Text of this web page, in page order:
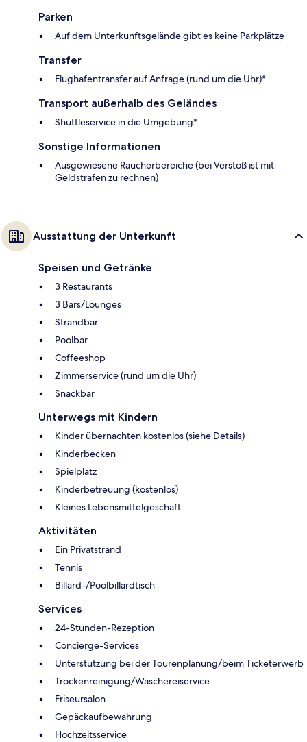
Parken
Auf dem Unterkunftsgelände gibt es keine Parkplätze
Transfer
Flughafentransfer auf Anfrage (rund um die Uhr)*
Transport außerhalb des Geländes
Shuttleservice in die Umgebung*
Sonstige Informationen
Ausgewiesene Raucherbereiche (bei Verstoß ist mit
Geldstrafen zu rechnen)
Ausstattung der Unterkunft
Speisen und Getränke
3 Restaurants
3 Bars/Lounges
Strandbar
Poolbar
Coffeeshop
Zimmerservice (rund um die Uhr)
Snackbar
Unterwegs mit Kindern
Kinder übernachten kostenlos (siehe Details)
Kinderbecken
Spielplatz
Kinderbetreuung (kostenlos)
Kleines Lebensmittelgeschäft
Aktivitäten
Ein Privatstrand
Tennis
Billard-/Poolbillardtisch
Services
24-Stunden-Rezeption
Concierge-Services
Unterstützung bei der Tourenplanung/beim Ticketerwerb
Trockenreinigung/Wäschereiservice
Friseursalon
Gepäckaufbewahrung
Hochzeitsservice